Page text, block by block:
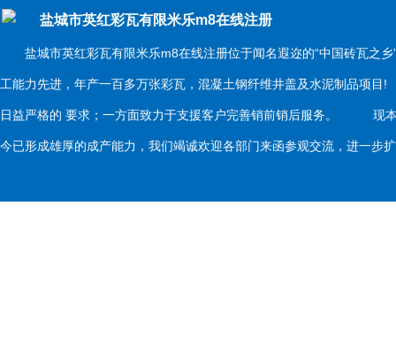
盐城市英红彩瓦有限米乐m8在线注册
盐城市英红彩瓦有限米乐m8在线注册位于闻名遐迩的“中国砖瓦之乡
工能力先进，年产一百多万张彩瓦，混凝土钢纤维井盖及水泥制品项
日益严格的 要求；一方面致力于支援客户完善销前销后服务。 现本
今已形成雄厚的成产能力，我们竭诚欢迎各部门来函参观交流，进一